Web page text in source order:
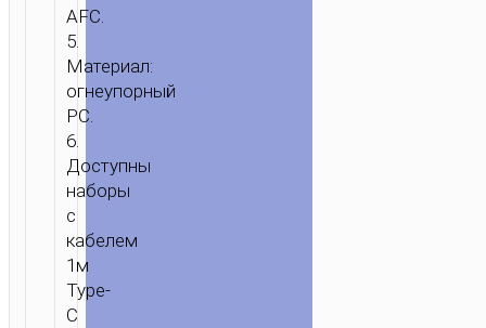
AFC.
5.
Материал:
огнеупорный
PC.
6.
Доступны
наборы
с
кабелем
1м
Type-
C